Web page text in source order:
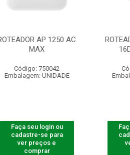
AP 1250 AC
MAX
Código: 750042
Embalagem: UNIDADE
Faça seu login ou
cadastre-se para
ver preços e
comprar